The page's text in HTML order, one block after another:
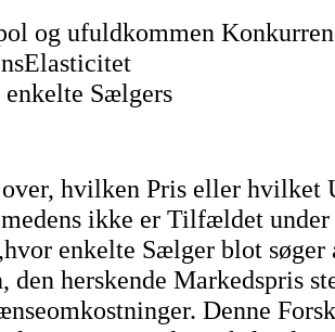
og ufuldkommen
Sælgers
hvilken Pris eller hvilket
ikke er Tilfældet
enkelte Sælger blot søger
den herskende Markedspris
Denne